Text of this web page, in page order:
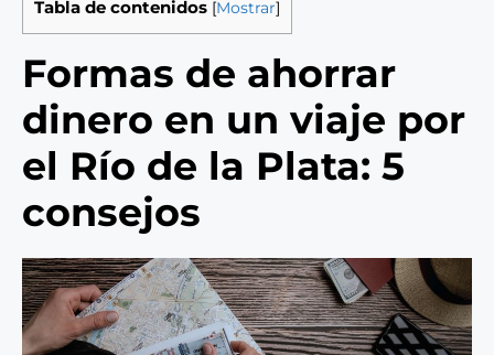
Tabla de contenidos [Mostrar]
Formas de ahorrar
dinero en un viaje por
el Río de la Plata: 5
consejos